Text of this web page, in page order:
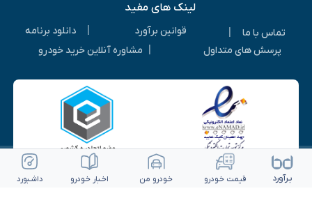
لینک های مفید
تماس با ما قوانین برآورد
دانلود برنامه
پرسش های متداول
مشاوره آنلاین خرید خودرو
بـرآورد قیمت خـودرو خـودرو من اخـبار خـودرو داشـبورد